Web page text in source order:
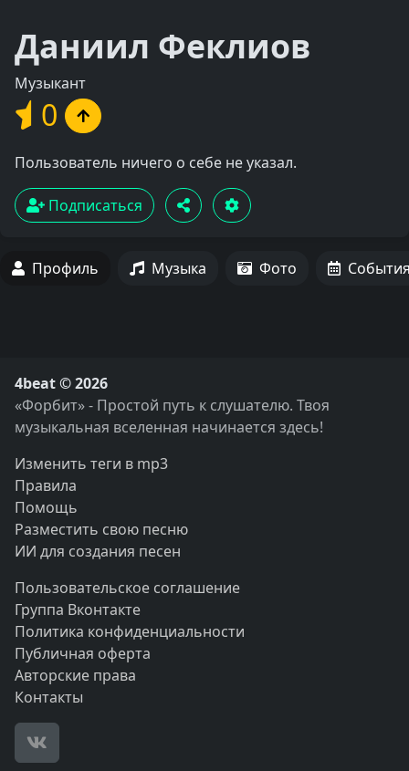
Даниил Феклиов
Музыкант
0
Пользователь ничего о себе не указал.
Подписаться
Профиль Музыка Фото
4beat © 2026
«Форбит» - Простой путь к слушателю. Твоя
музыкальная вселенная начинается здесь!
Изменить теги в mp3
Правила
Помощь
Разместить свою песню
ИИ для создания песен
Пользовательское соглашение
Группа Вконтакте
Политика конфиденциальности
Публичная оферта
Авторские права
Контакты